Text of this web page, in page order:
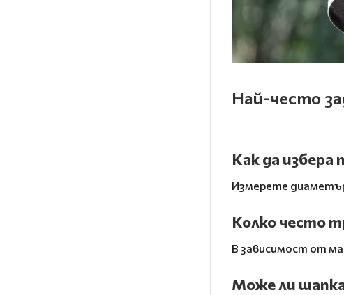
Най-често
Как да избера
Измерете
Колко често
В зависимост от
Може ли